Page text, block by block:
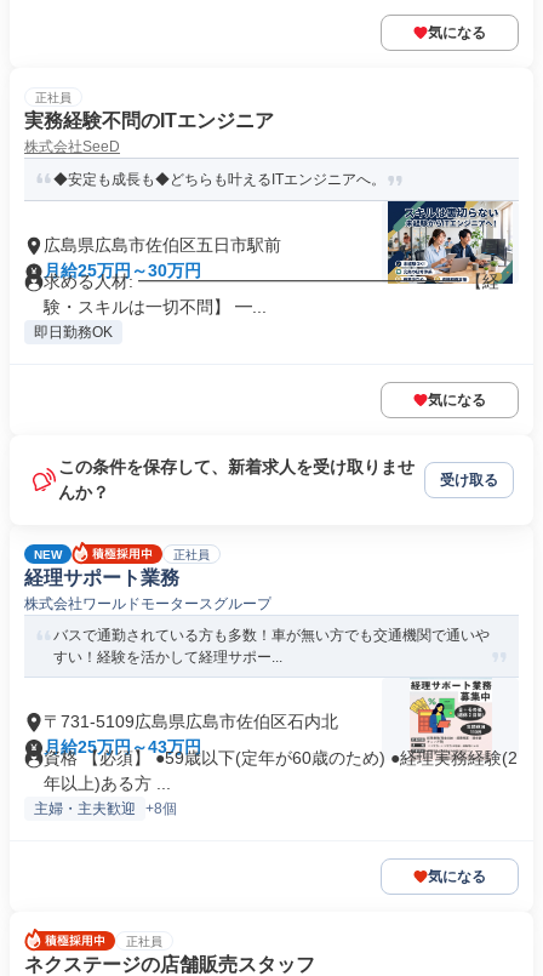
気になる
正社員
実務経験不問のITエンジニア
株式会社SeeD
◆安定も成長も◆どちらも叶えるITエンジニアへ。
広島県広島市佐伯区五日市駅前
月給25万円～30万円
求める人材: ━━━━━━━━━━━━━━━━━━━ 【経
験・スキルは一切不問】 ━...
即日勤務OK
気になる
この条件を保存して、新着求人を受け取りませ
んか？
受け取る
NEW 正社員
経理サポート業務
株式会社ワールドモータースグループ
バスで通勤されている方も多数！車が無い方でも交通機関で通いや
すい！経験を活かして経理サポー...
〒731-5109広島県広島市佐伯区石内北
月給25万円～43万円
資格 【必須】 ●59歳以下(定年が60歳のため) ●経理実務経験(2
年以上)ある方 ...
主婦・主夫歓迎 +8個
気になる
正社員
ネクステージの店舗販売スタッフ